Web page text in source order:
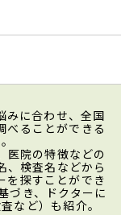
みに合わせ、全国
べることができる
医院の特徴などの
、検査名などから
を探すことができ
づき、ドクターに
など）も紹介。